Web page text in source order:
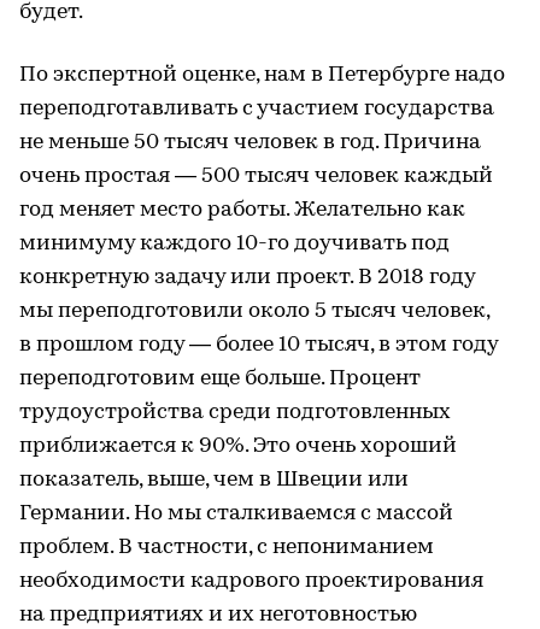
будет.
По экспертной оценке, нам в Петербурге надо
переподготавливать с участием государства
не меньше 50 тысяч человек в год. Причина
очень простая — 500 тысяч человек каждый
год меняет место работы. Желательно как
минимуму каждого 10-го доучивать под
конкретную задачу или проект. В 2018 году
мы переподготовили около 5 тысяч человек,
в прошлом году — более 10 тысяч, в этом году
переподготовим еще больше. Процент
трудоустройства среди подготовленных
приближается к 90%. Это очень хороший
показатель, выше, чем в Швеции или
Германии. Но мы сталкиваемся с массой
проблем. В частности, с непониманием
необходимости кадрового проектирования
на предприятиях и их неготовностью